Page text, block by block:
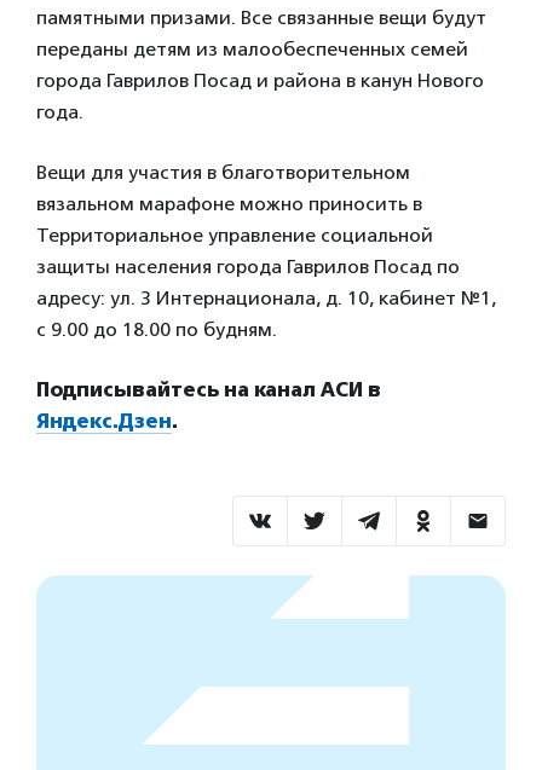
памятными призами. Все связанные вещи будут
переданы детям из малообеспеченных семей
города Гаврилов Посад и района в канун Нового
года.
Вещи для участия в благотворительном
вязальном марафоне можно приносить в
Территориальное управление социальной
защиты населения города Гаврилов Посад по
адресу: ул. 3 Интернационала, д. 10, кабинет №1,
с 9.00 до 18.00 по будням.
Подписывайтесь на канал АСИ в
Яндекс.Дзен.